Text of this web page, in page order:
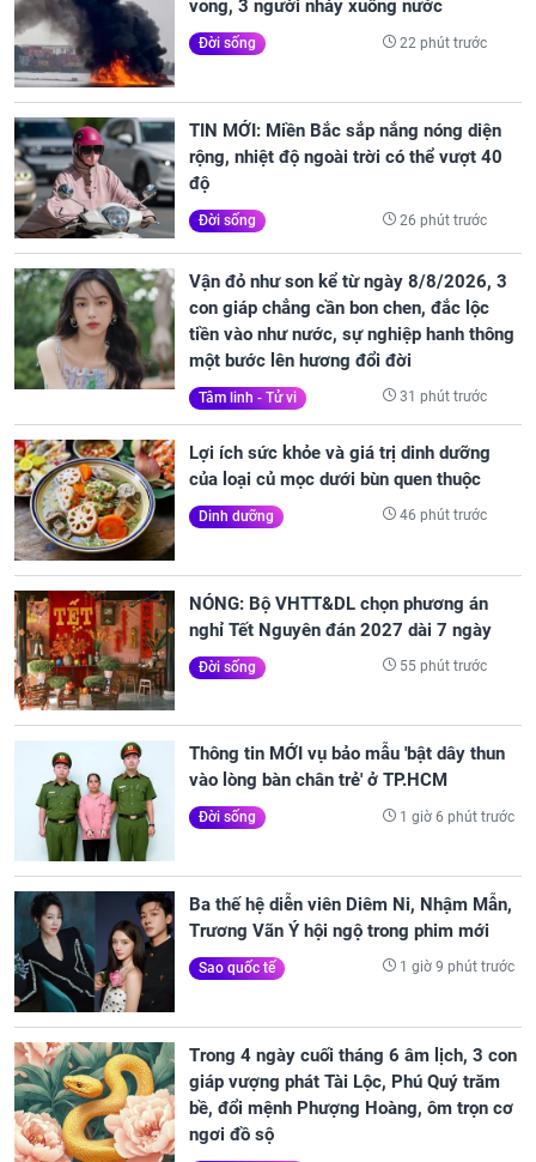
vong, 3 người nhảy xuống nước
Đời sống 22 phút trước
TIN MỚI: Miền Bắc sắp nắng nóng diện
rộng, nhiệt độ ngoài trời có thể vượt 40
độ
Đời sống 26 phút trước
Vận đỏ như son kể từ ngày 8/8/2026, 3
con giáp chẳng cần bon chen, đắc lộc
tiền vào như nước, sự nghiệp hanh thông
một bước lên hương đổi đời
Tâm linh - Tử vi 31 phút trước
Lợi ích sức khỏe và giá trị dinh dưỡng
của loại củ mọc dưới bùn quen thuộc
Dinh dưỡng 46 phút trước
NÓNG: Bộ VHTT&DL chọn phương án
nghỉ Tết Nguyên đán 2027 dài 7 ngày
Đời sống 55 phút trước
Thông tin MỚI vụ bảo mẫu 'bật dây thun
vào lòng bàn chân trẻ' ở TP.HCM
Đời sống 1 giờ 6 phút trước
Ba thế hệ diễn viên Diêm Ni, Nhậm Mẫn,
Trương Vãn Ý hội ngộ trong phim mới
Sao quốc tế 1 giờ 9 phút trước
Trong 4 ngày cuối tháng 6 âm lịch, 3 con
giáp vượng phát Tài Lộc, Phú Quý trăm
bề, đổi mệnh Phượng Hoàng, ôm trọn cơ
ngơi đồ sộ